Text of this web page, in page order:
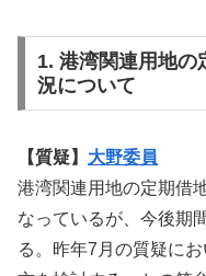
1. 港湾関連用地の
況について
【質疑】 大野委員
港湾関連用地の定期借
なっているが、今後期
る。昨年7月の質疑に